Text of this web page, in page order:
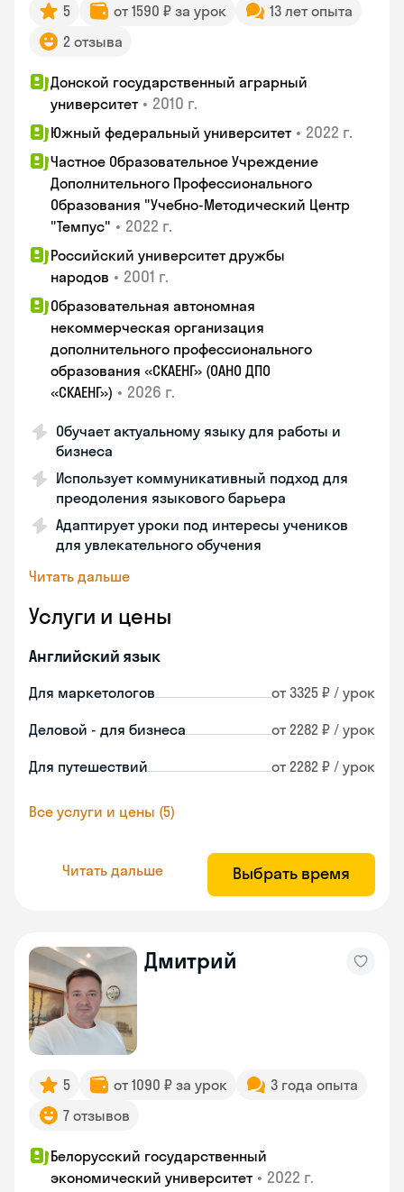
5 от 1590 ₽ за урок
13 лет опыта
2 отзыва
Донской государственный аграрный
университет • 2010 г.
Южный федеральный университет • 2022 г.
Частное Образовательное Учреждение
Дополнительного Профессионального
Образования "Учебно-Методический Центр
"Темпус" • 2022 г.
Российский университет дружбы
народов • 2001 г.
Образовательная автономная
некоммерческая организация
дополнительного профессионального
образования «СКАЕНГ» (ОАНО ДПО
«СКАЕНГ») • 2026 г.
Обучает актуальному языку для работы и
бизнеса
Использует коммуникативный подход для
преодоления языкового барьера
Адаптирует уроки под интересы учеников
для увлекательного обучения
Читать дальше
Услуги и цены
Английский язык
Для маркетологов от 3325 ₽ / урок
Деловой - для бизнеса от 2282 ₽ / урок
Для путешествий от 2282 ₽ / урок
Все услуги и цены (5)
Читать дальше Выбрать время
Дмитрий
5 от 1090 ₽ за урок
3 года опыта
7 отзывов
Белорусский государственный
экономический университет • 2022 г.